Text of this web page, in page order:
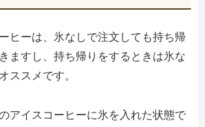
ヒーは、氷なしで注文しても持ち帰
ますし、持ち帰りをするときは氷な
ススメです。
アイスコーヒーに氷を入れた状態で